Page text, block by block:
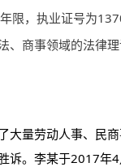
限，执业证号为
、商事领域的法律
大量劳动人事、民
诉。李某于2017